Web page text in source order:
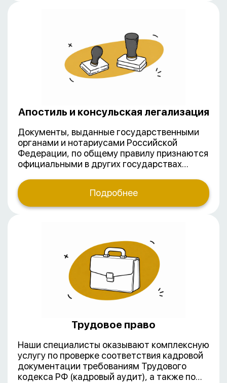
систематизировать нормативную базу и
проявлять настойчивость во
взаимодействии с органами
исполнительной власти.
Апостиль и консульская легализация
Документы, выданные государственными
органами и нотариусами Российской
Федерации, по общему правилу признаются
официальными в других государствах
процедура придает документу
юридическую силу за пределами РФ.
Легализация не требуется, если страна
отменяющей требование легализации
иностранных официальных документов, от
05 октября 1961 года ИЛИ подписала с РФ
отдельное соглашение, отменяющее
обязательную легализацию
предоставляемых между странами
документов.
Подробнее
Трудовое право
Наши специалисты оказывают комплексную
услугу по проверке соответствия кадровой
документации требованиям Трудового
кодекса РФ (кадровый аудит), а также по